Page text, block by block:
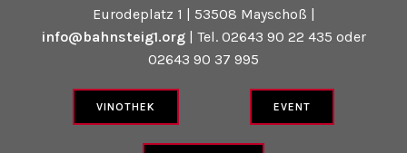
Eurodeplatz 1 | 53508 Mayschoß |
info@bahnsteig1.org| Tel. 02643 90 22 435 oder
02643 90 37 995
VINOTHEK EVENT